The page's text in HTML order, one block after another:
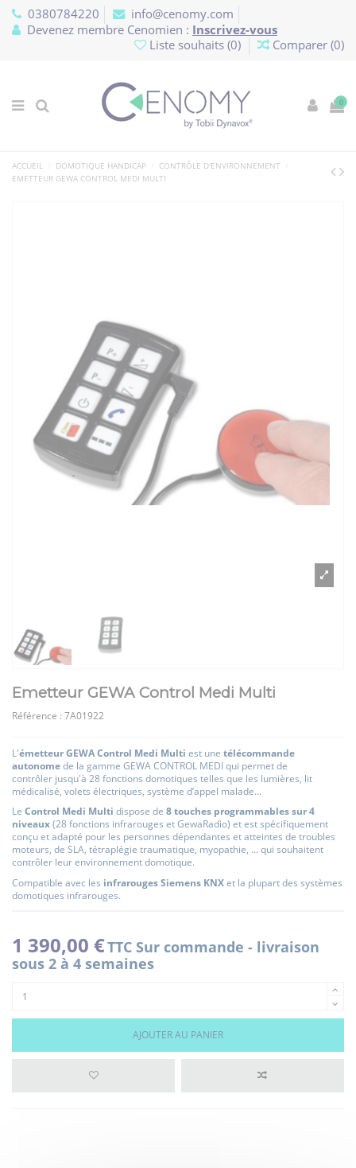
0380784220
info@cenomy.com
Devenez membre Cenomien : Inscrivez-vous
Liste souhaits (0) Comparer (0)
0
ACCUEIL DOMOTIQUE HANDICAP
CONTRÔLE D'ENVIRONNEMENT
EMETTEUR GEWA CONTROL MEDI MULTI
Emetteur GEWA Control Medi Multi
Référence : 7A01922
L'émetteur GEWA Control Medi Multi est une télécommande
autonomede la gamme GEWA CONTROL MEDI qui permet de
contrôler jusqu'à 28 fonctions domotiques telles que les lumières, lit
médicalisé, volets électriques, système d’appel malade...
Le Control Medi Multi dispose de 8 touches programmables sur 4
niveaux(28 fonctions infrarouges et GewaRadio) etest spécifiquement
conçu et adapté pour les personnes dépendantes et atteintes de troubles
moteurs, de SLA, tétraplégie traumatique, myopathie, ... qui souhaitent
contrôler leur environnement domotique.
Compatible avec les infrarouges Siemens KNXet la plupart des systèmes
domotiques infrarouges.
1 390,00 €TTC Sur commande - livraison
sous 2 à 4 semaines
AJOUTER AU PANIER
Panneau de gestion des cookies